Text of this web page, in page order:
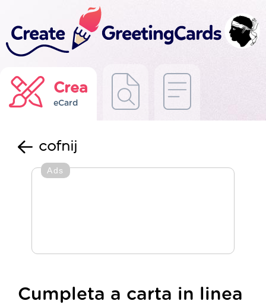
Crea
eCard
cofnij
Ads
Cumpleta a carta in linea